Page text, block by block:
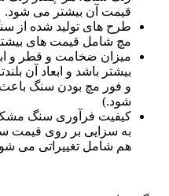
قیمت آن بیشتر می شود.
طرح های تولید شده از
مچ شامل قیمت های
میزان ضخامت و قطر و
بیشتر باشد و ابعاد آن
و فور مچ بودن سنگ
شود.)
کیفیت فرآوری سنگ
به سزایی بر روی قیمت
هم شامل تغییراتی می